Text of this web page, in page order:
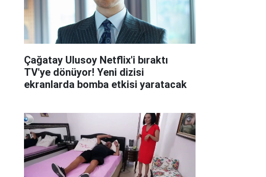
Çağatay Ulusoy Netflix'i bıraktı
TV'ye dönüyor! Yeni dizisi
ekranlarda bomba etkisi yaratacak